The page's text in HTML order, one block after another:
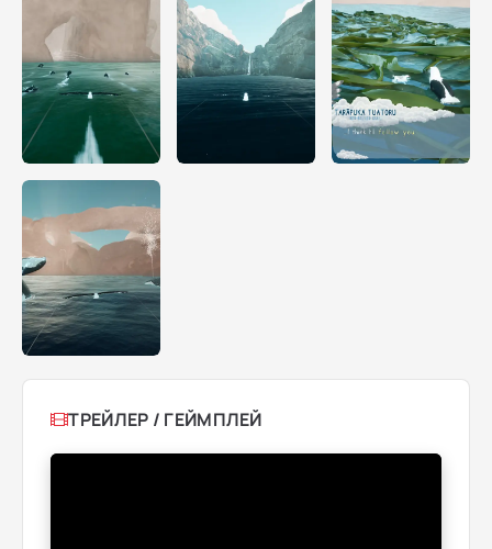
ТРЕЙЛЕР / ГЕЙМПЛЕЙ